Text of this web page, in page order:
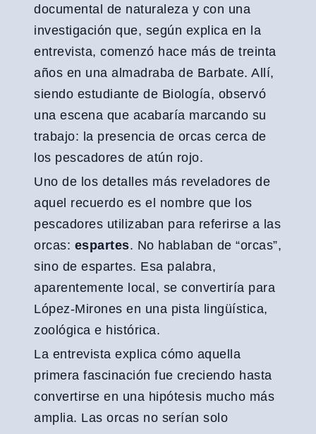
documental de naturaleza y con una
investigación que, según explica en la
entrevista, comenzó hace más de treinta
años en una almadraba de Barbate. Allí,
siendo estudiante de Biología, observó
una escena que acabaría marcando su
trabajo: la presencia de orcas cerca de
los pescadores de atún rojo.
Uno de los detalles más reveladores de
aquel recuerdo es el nombre que los
pescadores utilizaban para referirse a las
orcas: espartes. No hablaban de “orcas”,
sino de espartes. Esa palabra,
aparentemente local, se convertiría para
López-Mirones en una pista lingüística,
zoológica e histórica.
La entrevista explica cómo aquella
primera fascinación fue creciendo hasta
convertirse en una hipótesis mucho más
amplia. Las orcas no serían solo